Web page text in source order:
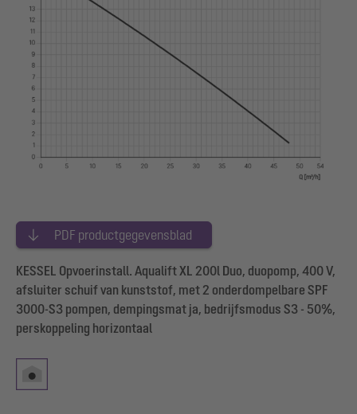
PDF productgegevensblad
KESSEL Opvoerinstall. Aqualift XL 200l Duo, duopomp, 400 V,
afsluiter schuif van kunststof, met 2 onderdompelbare SPF
3000-S3 pompen, dempingsmat ja, bedrijfsmodus S3 - 50%,
perskoppeling horizontaal